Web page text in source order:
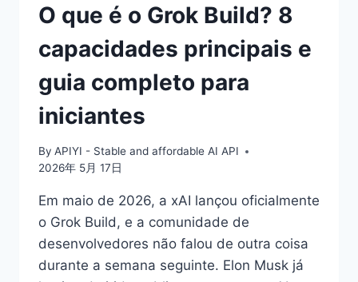
O que é o Grok Build? 8
capacidades principais e
guia completo para
iniciantes
By APIYI - Stable and affordable AI API
2026年 5月 17日
Em maio de 2026, a xAI lançou oficialmente
o Grok Build, e a comunidade de
desenvolvedores não falou de outra coisa
durante a semana seguinte. Elon Musk já